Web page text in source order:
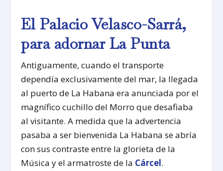
El Palacio Velasco-Sarrá,
para adornar La Punta
Antiguamente, cuando el transporte
dependía exclusivamente del mar, la llegada
al puerto de La Habana era anunciada por el
magnífico cuchillo del Morro que desafiaba
al visitante. A medida que la advertencia
pasaba a ser bienvenida La Habana se abría
con sus contraste entre la glorieta de la
Música y el armatroste de la Cárcel.